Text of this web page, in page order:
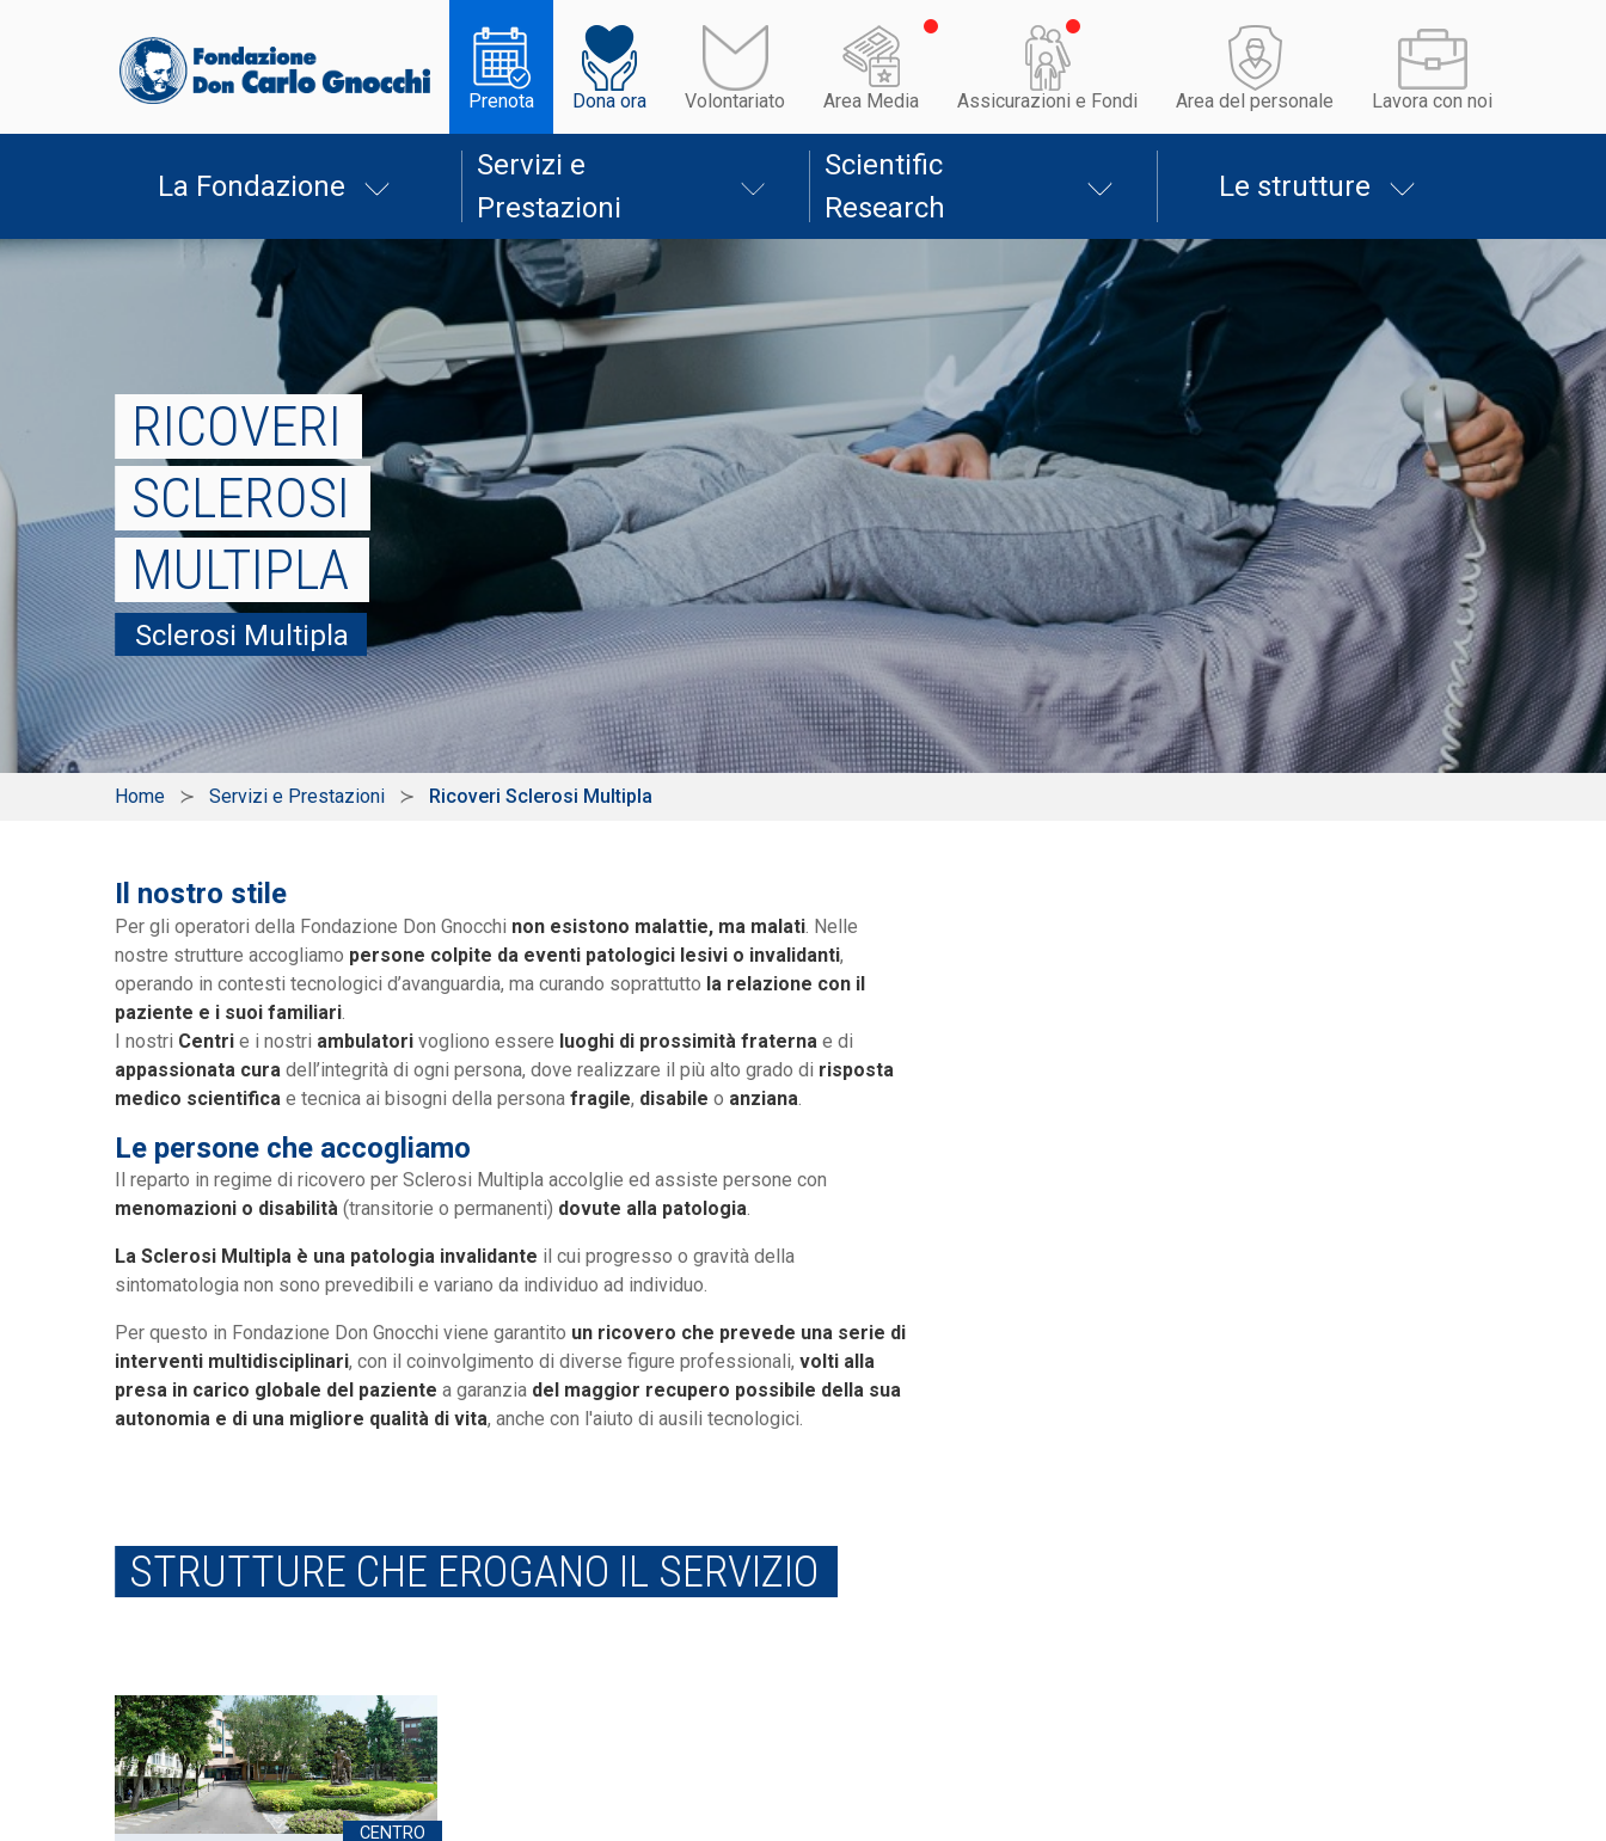
Prenota Dona ora Volontariato Area Media Assicurazioni e Fondi Area del personale Lavora con noi
La Fondazione
Servizi e
Prestazioni
Scientific
Research
Le strutture
RICOVERI
SCLEROSI
MULTIPLA
Sclerosi Multipla
Home Servizi e Prestazioni Ricoveri Sclerosi Multipla
Il nostro stile
Per gli operatori della Fondazione Don Gnocchi non esistono malattie, ma malati. Nelle
nostre strutture accogliamo persone colpite da eventi patologici lesivi o invalidanti,
operando in contesti tecnologici d’avanguardia, ma curando soprattutto la relazione con il
paziente e i suoi familiari.
I nostri Centri e i nostri ambulatori vogliono essere luoghi di prossimità fraterna e di
appassionata cura dell’integrità di ogni persona, dove realizzare il più alto grado di risposta
medico scientifica e tecnica ai bisogni della persona fragile, disabile o anziana.
Le persone che accogliamo
Il reparto in regime di ricovero per Sclerosi Multipla accolglie ed assiste persone con
menomazioni o disabilità (transitorie o permanenti) dovute alla patologia.
La Sclerosi Multipla è una patologia invalidante il cui progresso o gravità della
sintomatologia non sono prevedibili e variano da individuo ad individuo.
Per questo in Fondazione Don Gnocchi viene garantito un ricovero che prevede una serie di
interventi multidisciplinari, con il coinvolgimento di diverse figure professionali, volti alla
presa in carico globale del paziente a garanzia del maggior recupero possibile della sua
autonomia e di una migliore qualità di vita, anche con l'aiuto di ausili tecnologici.
STRUTTURE CHE EROGANO IL SERVIZIO